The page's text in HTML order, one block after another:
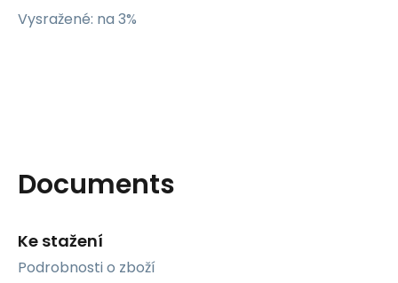
Vysražené: na 3%
Documents
Ke stažení
Podrobnosti o zboží